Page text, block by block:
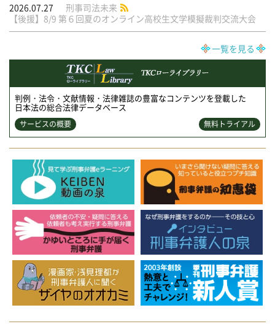
2026.07.27
刑事司法未来
【後援】8/9 第６回夏のオンライン高校生文学模擬裁判交流大会
一覧を見る
判例・法令・文献情報・法律雑誌の豊富なコンテンツを登載した
日本法の総合法律データベース
サービスの概要 無料トライアル